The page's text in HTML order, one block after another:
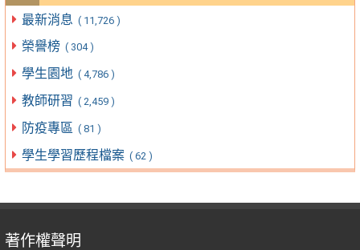
最新消息 ( 11,726 )
榮譽榜 ( 304 )
學生園地 ( 4,786 )
教師研習 ( 2,459 )
防疫專區 ( 81 )
學生學習歷程檔案 ( 62 )
著作權聲明